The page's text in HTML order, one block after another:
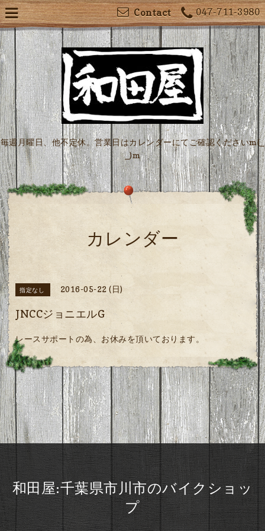
047-711-3980
Contact
毎週月曜日、他不定休。営業日はカレンダーにてご確認くださいm(_
_)m
カレンダー
指定なし 2016-05-22 (日)
JNCCジョニエルG
レースサポートの為、お休みを頂いております。
和田屋:千葉県市川市のバイクショッ
プ